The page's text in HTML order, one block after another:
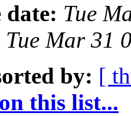
date: Tue
Tue Mar 31
by: [
this list...